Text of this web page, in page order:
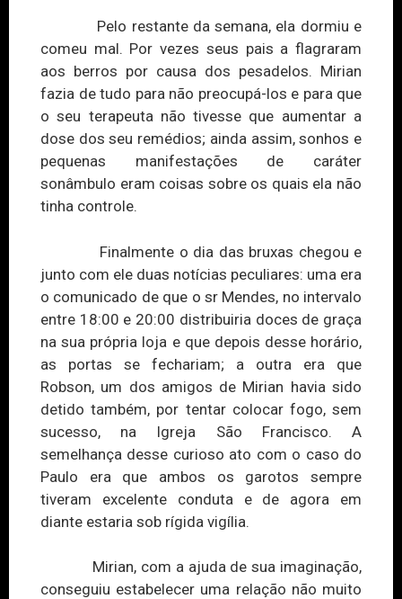
Pelo restante da semana, ela dormiu e
comeu mal. Por vezes seus pais a flagraram
aos berros por causa dos pesadelos. Mirian
fazia de tudo para não preocupá-los e para que
o seu terapeuta não tivesse que aumentar a
dose dos seu remédios; ainda assim, sonhos e
pequenas manifestações de caráter
sonâmbulo eram coisas sobre os quais ela não
tinha controle.
Finalmente o dia das bruxas chegou e
junto com ele duas notícias peculiares: uma era
o comunicado de que o sr Mendes, no intervalo
entre 18:00 e 20:00 distribuiria doces de graça
na sua própria loja e que depois desse horário,
as portas se fechariam; a outra era que
Robson, um dos amigos de Mirian havia sido
detido também, por tentar colocar fogo, sem
sucesso, na Igreja São Francisco. A
semelhança desse curioso ato com o caso do
Paulo era que ambos os garotos sempre
tiveram excelente conduta e de agora em
diante estaria sob rígida vigília.
Mirian, com a ajuda de sua imaginação,
conseguiu estabelecer uma relação não muito